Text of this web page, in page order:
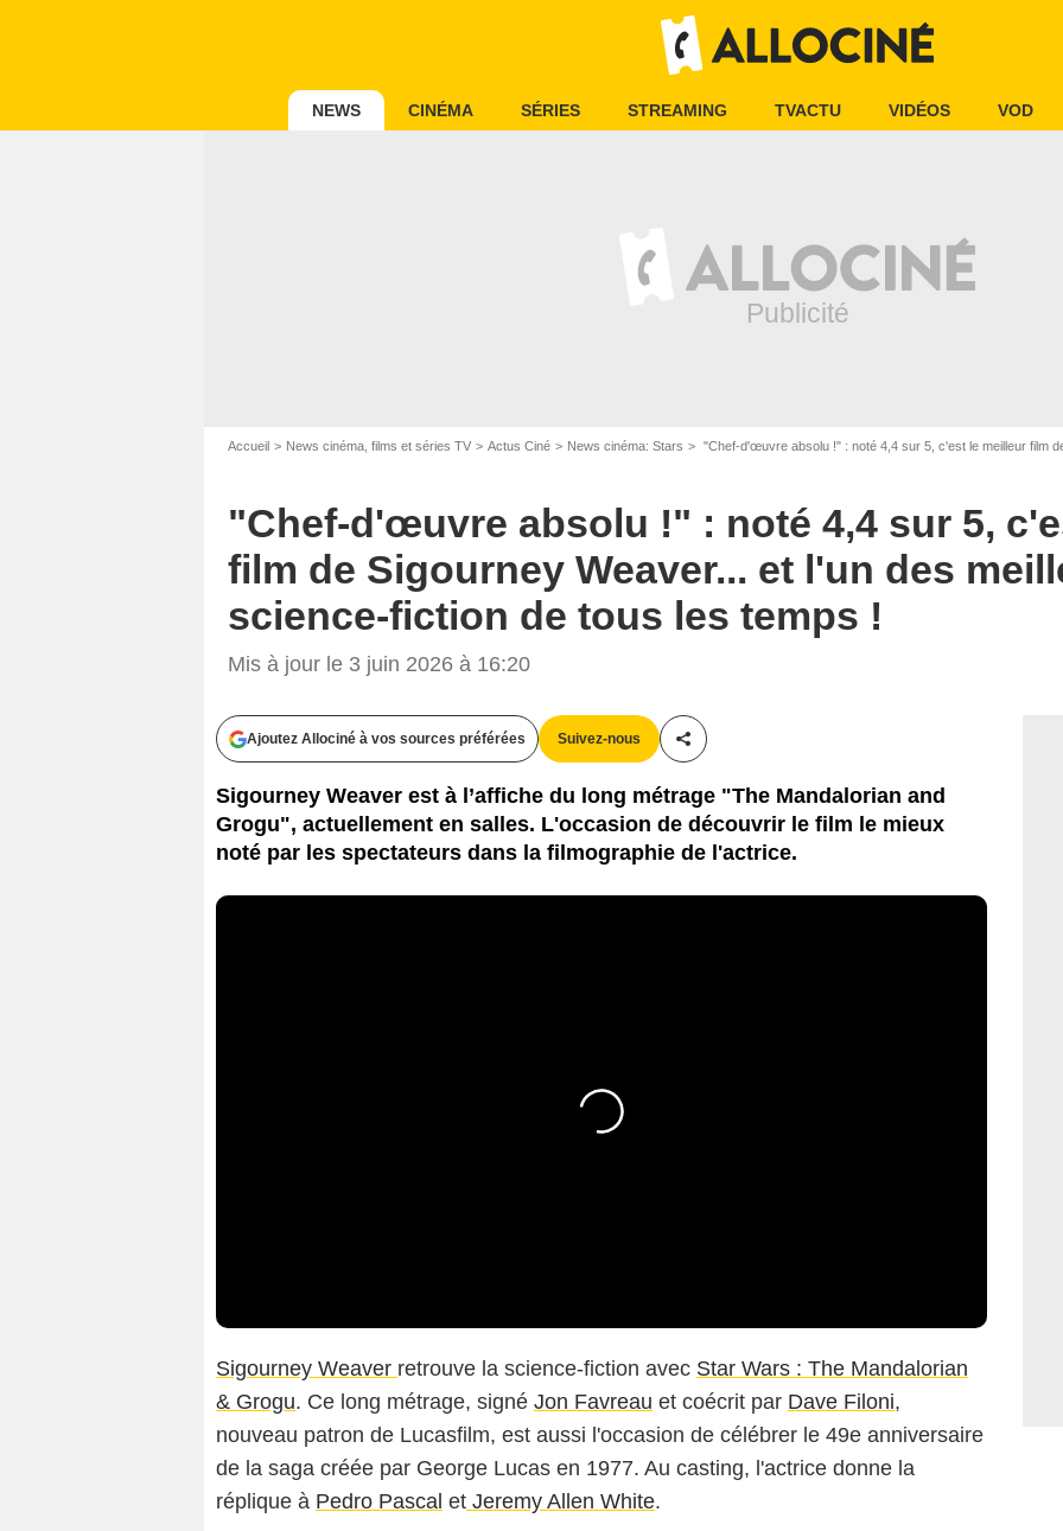
NEWS CINÉMA SÉRIES STREAMING TVACTU VIDÉOS VOD
Accueil News cinéma, films et séries TV Actus Ciné News cinéma: Stars "Chef-d'œuvre absolu !" : noté 4,4 sur 5, c'est le meilleur film de Sigourney
"Chef-d'œuvre absolu !" : noté 4,4 sur 5,
film de Sigourney Weaver... et l'un des
science-fiction de tous les temps !
Mis à jour le 3 juin 2026 à 16:20
Ajoutez Allociné à vos sources préférées Suivez-nous
Partager cet article
Sigourney Weaver est à l’affiche du long métrage "The Mandalorian and
Grogu", actuellement en salles. L'occasion de découvrir le film le mieux
noté par les spectateurs dans la filmographie de l'actrice.
Sigourney Weaver retrouve la science-fiction avec Star Wars : The Mandalorian
& Grogu. Ce long métrage, signé Jon Favreau et coécrit par Dave Filoni,
nouveau patron de Lucasfilm, est aussi l'occasion de célébrer le 49e anniversaire
de la saga créée par George Lucas en 1977. Au casting, l'actrice donne la
réplique à Pedro Pascal et Jeremy Allen White.